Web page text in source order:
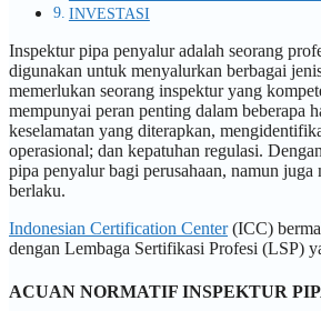
INVESTASI
Inspektur pipa penyalur adalah seorang
digunakan untuk menyalurkan berbagai
memerlukan seorang inspektur yang
mempunyai peran penting dalam beberapa
keselamatan yang diterapkan,
operasional; dan kepatuhan regulasi.
pipa penyalur bagi perusahaan, namun
berlaku.
Indonesian Certification Center(ICC)
dengan Lembaga Sertifikasi Profesi (LSP)
ACUAN NORMATIF INSPEKTUR